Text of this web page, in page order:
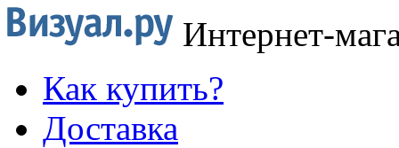
Интернет-
Как купить?
Доставка